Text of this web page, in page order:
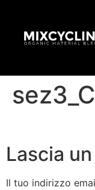
Lascia
Il tuo indirizzo